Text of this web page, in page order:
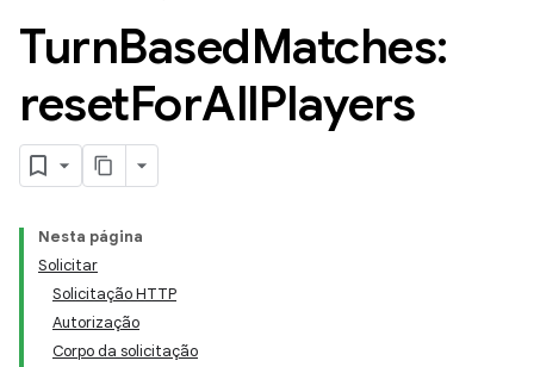
TurnBasedMatches:
resetForAllPlayers
Nesta página
Solicitar
Solicitação HTTP
Autorização
Corpo da solicitação